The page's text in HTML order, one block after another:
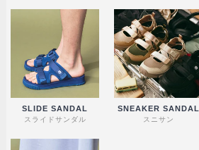
SLIDE SANDAL
スライドサンダル
SNEAKER SANDAL
スニサン